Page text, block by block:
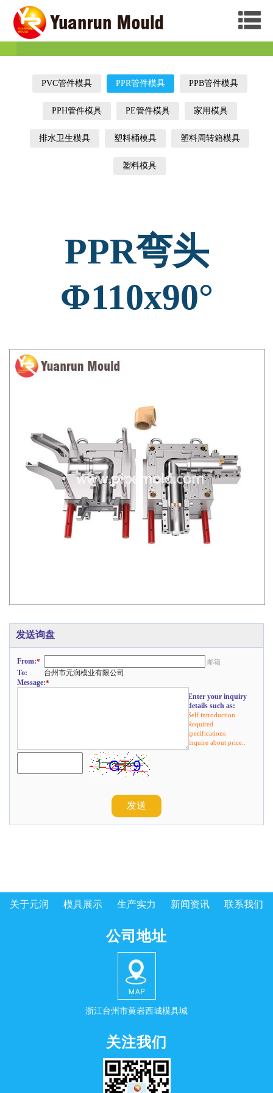
PVC管件模具 PPR管件模具 PPB管件模具
PPH管件模具 PE管件模具 家用模具
排水卫生模具 塑料桶模具 塑料周转箱模具
塑料模具
PPR弯头
Φ110x90°
发送询盘
From:* 邮箱
To:
台州市元润模业有限公司
Message:*
Enter your inquiry
details such as:
Self introduction
Required
specifications
Inquire about price..
发送
关于元润 模具展示 生产实力 新闻资讯 联系我们
公司地址
浙江台州市黄岩西城模具城
关注我们